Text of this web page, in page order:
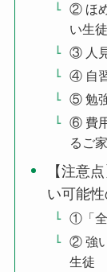
② ほ
い生徒
③ 人
④ 自
⑤ 勉
⑥ 費
るご
【注意
い可能
①「全
② 強
生徒